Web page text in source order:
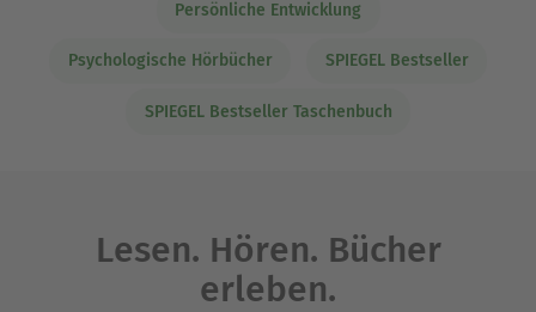
Persönliche Entwicklung
Psychologische Hörbücher SPIEGEL Bestseller
SPIEGEL Bestseller Taschenbuch
Lesen. Hören. Bücher
erleben.